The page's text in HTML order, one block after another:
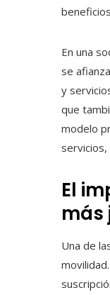
En una
se
y
que
modelo
servicios,
El
más
Una de